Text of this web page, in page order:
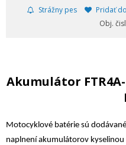
Strážny pes Pridať
Obj.
Akumulátor FTR4A-
Motocyklové batérie sú
naplnení akumulátorov